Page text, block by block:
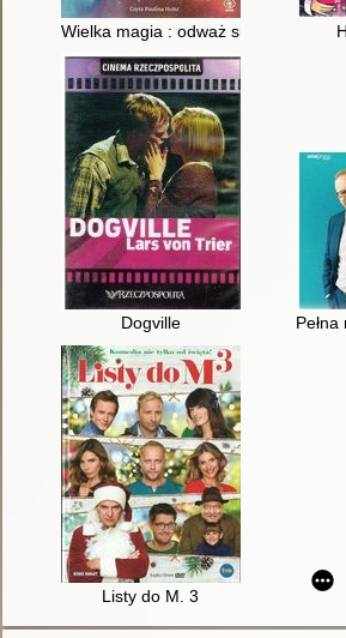
Wielka magia : odważ się żyć
Dogville
Listy do M. 3